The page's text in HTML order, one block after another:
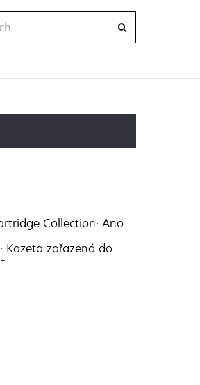
Collection: Ano
Kazeta zařazená do